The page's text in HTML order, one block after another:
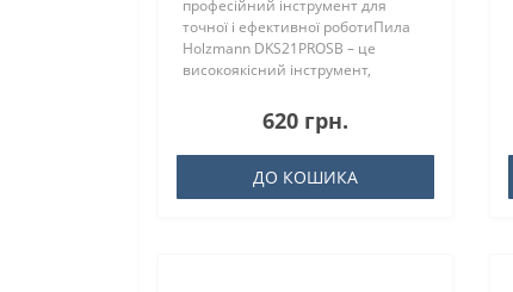
професійний інструмент для
точної і ефективної роботиПила
Holzmann DKS21PROSB – це
високоякісний інструмент,
620 грн.
ДО КОШИКА